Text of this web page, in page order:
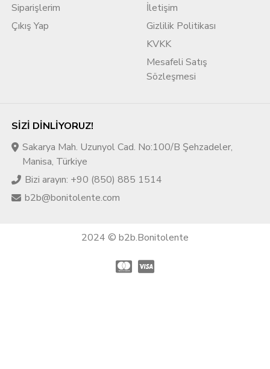
Siparişlerim
Çıkış Yap
İletişim
Gizlilik Politikası
KVKK
Mesafeli Satış
Sözleşmesi
SIZI DINLIYORUZ!
Sakarya Mah. Uzunyol Cad. No:100/B Şehzadeler,
Manisa, Türkiye
Bizi arayın: +90 (850) 885 1514
b2b@bonitolente.com
2024 © b2b.Bonitolente